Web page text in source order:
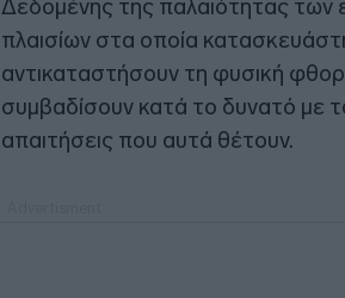
Δεδομένης της παλαιότητας των
πλαισίων στα οποία
αντικαταστήσουν τη φυσική
συμβαδίσουν κατά το δυνατό με
απαιτήσεις που αυτά θέτουν.